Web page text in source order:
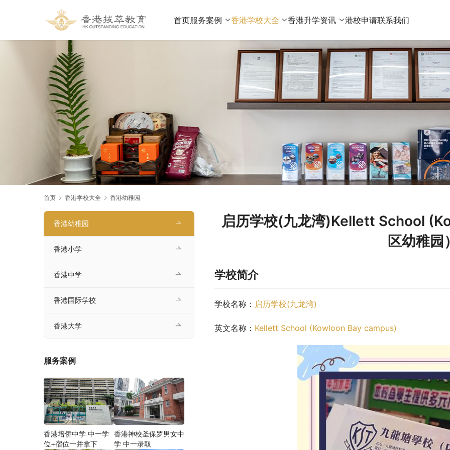
首页服务案例 香港学校大全 香港升学资讯 港校申请联系我们
首页 香港学校大全 香港幼稚园
启历学校(九龙湾)Kellett School
区幼稚园
学校简介
学校名称： 启历学校(九龙湾)
英文名称： Kellett School (Kowloon Bay campus)
香港幼稚园
香港小学
香港中学
香港国际学校
香港大学
服务案例
香港培侨中学 中一学
位+宿位一并拿下
香港神校圣保罗男女中
学 中一录取